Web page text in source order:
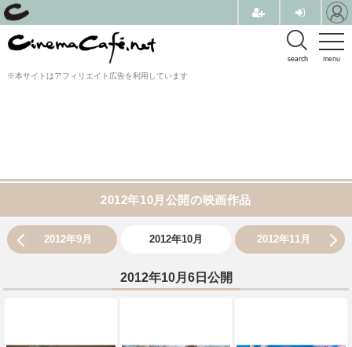
menu
search
※本サイトはアフィリエイト広告を利用しています
2012年10月公開の映画作品
2012年9月 2012年10月 2012年11月
2012年10月6日公開